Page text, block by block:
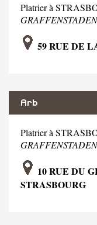
Platrier à
59 RUE DE
Arb
Platrier à
10 RUE DU
STRASBOURG